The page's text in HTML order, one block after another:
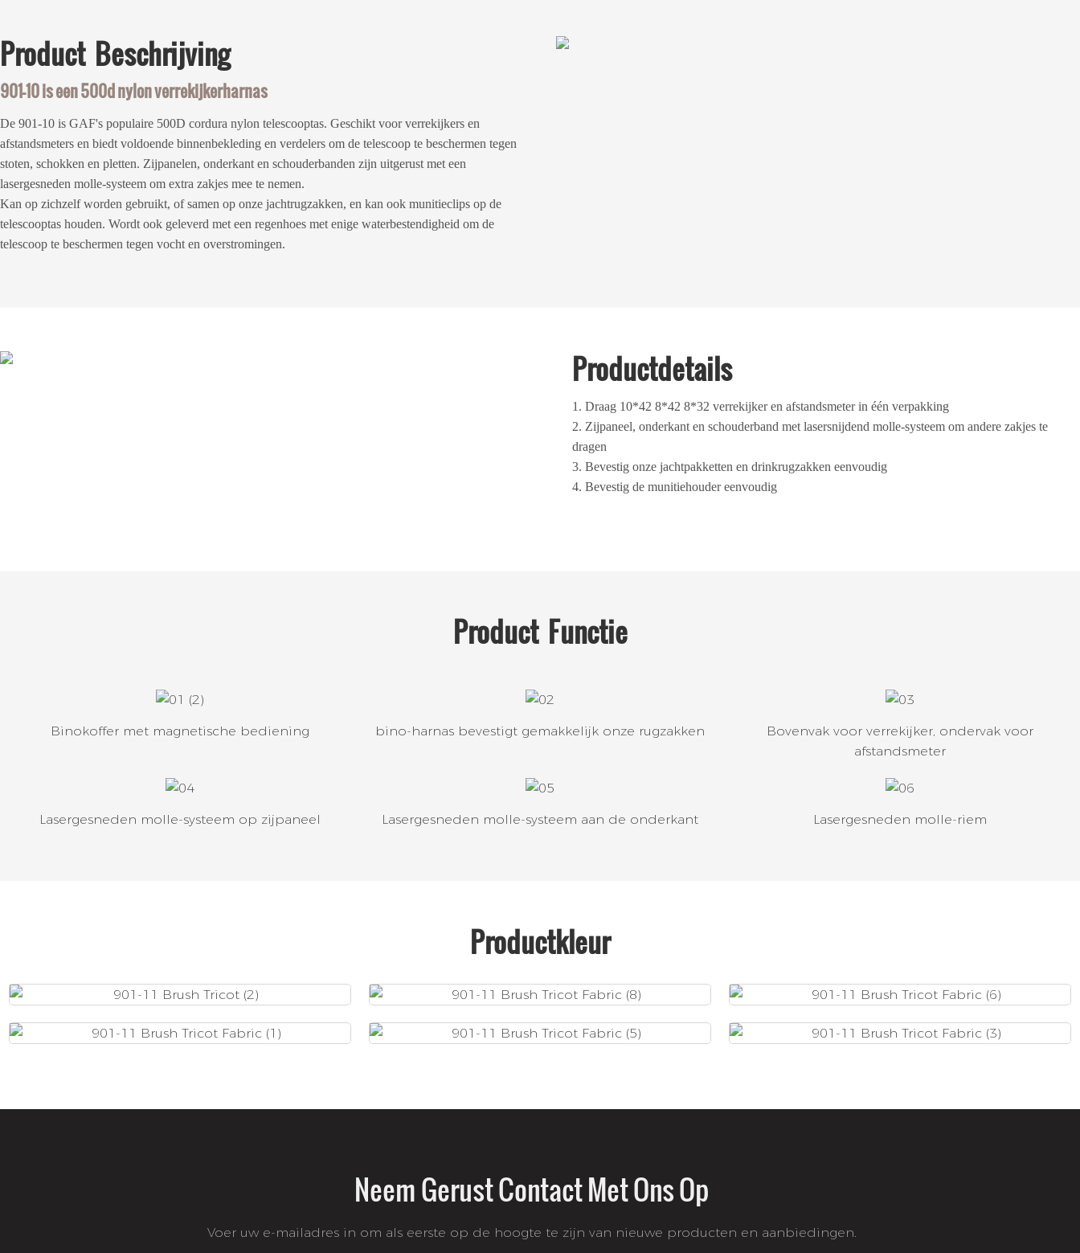
Product Beschrijving
901-10 is een 500d nylon verrekijkerharnas
De 901-10 is GAF's populaire 500D cordura nylon telescooptas. Geschikt voor verrekijkers en
afstandsmeters en biedt voldoende binnenbekleding en verdelers om de telescoop te beschermen tegen
stoten, schokken en pletten. Zijpanelen, onderkant en schouderbanden zijn uitgerust met een
lasergesneden molle-systeem om extra zakjes mee te nemen.
Kan op zichzelf worden gebruikt, of samen op onze jachtrugzakken, en kan ook munitieclips op de
telescooptas houden. Wordt ook geleverd met een regenhoes met enige waterbestendigheid om de
telescoop te beschermen tegen vocht en overstromingen.
Productdetails
1. Draag 10*42 8*42 8*32 verrekijker en afstandsmeter in één verpakking
2. Zijpaneel, onderkant en schouderband met lasersnijdend molle-systeem om andere zakjes te
dragen
3. Bevestig onze jachtpakketten en drinkrugzakken eenvoudig
4. Bevestig de munitiehouder eenvoudig
Product Functie
Binokoffer met magnetische bediening bino-harnas bevestigt gemakkelijk onze rugzakken
Bovenvak voor verrekijker, ondervak ​​voor
afstandsmeter
Lasergesneden molle-systeem op zijpaneel Lasergesneden molle-systeem aan de onderkant Lasergesneden molle-riem
Productkleur
Neem Gerust Contact Met Ons Op
Voer uw e-mailadres in om als eerste op de hoogte te zijn van nieuwe producten en aanbiedingen.